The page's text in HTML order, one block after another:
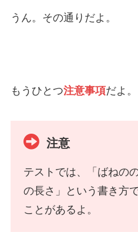
うん。その通りだよ。
もうひとつ注意事項だよ。
注意
テストでは、「ばねの
の長さ」という書き方
ことがあるよ。